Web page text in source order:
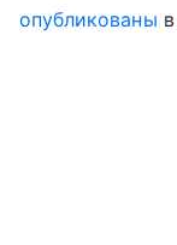
опубликованы